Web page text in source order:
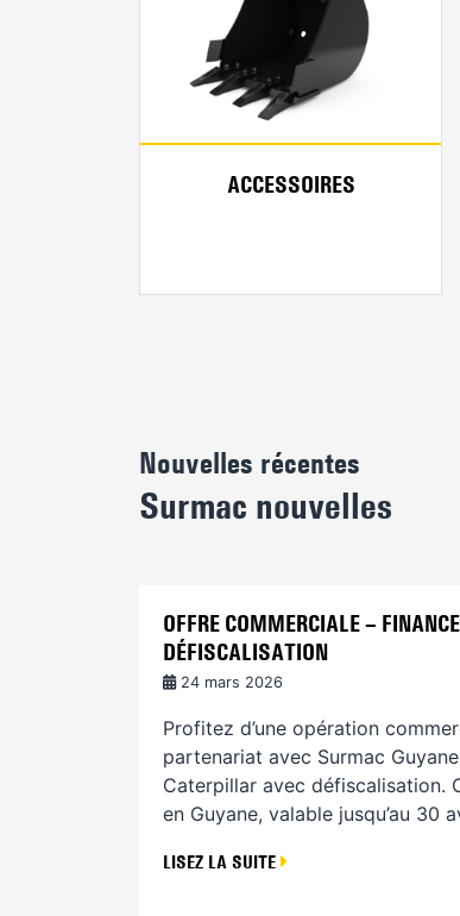
ACCESSOIRES
Nouvelles récentes
Surmac nouvelles
OFFRE COMMERCIALE –
DÉFISCALISATION
24 mars 2026
Profitez d’une opération
partenariat avec Surmac
Caterpillar avec défiscalisation.
en Guyane, valable jusqu’au 30
LISEZ LA SUITE